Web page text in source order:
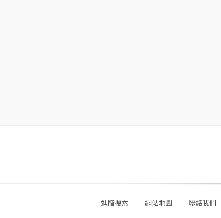
進階搜索 網站地圖 聯絡我們